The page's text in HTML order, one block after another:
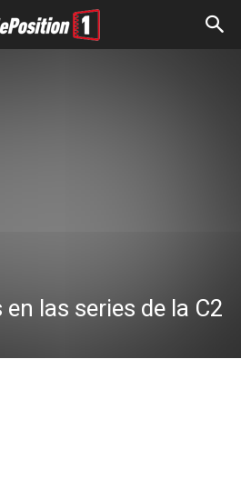
las series de la C2